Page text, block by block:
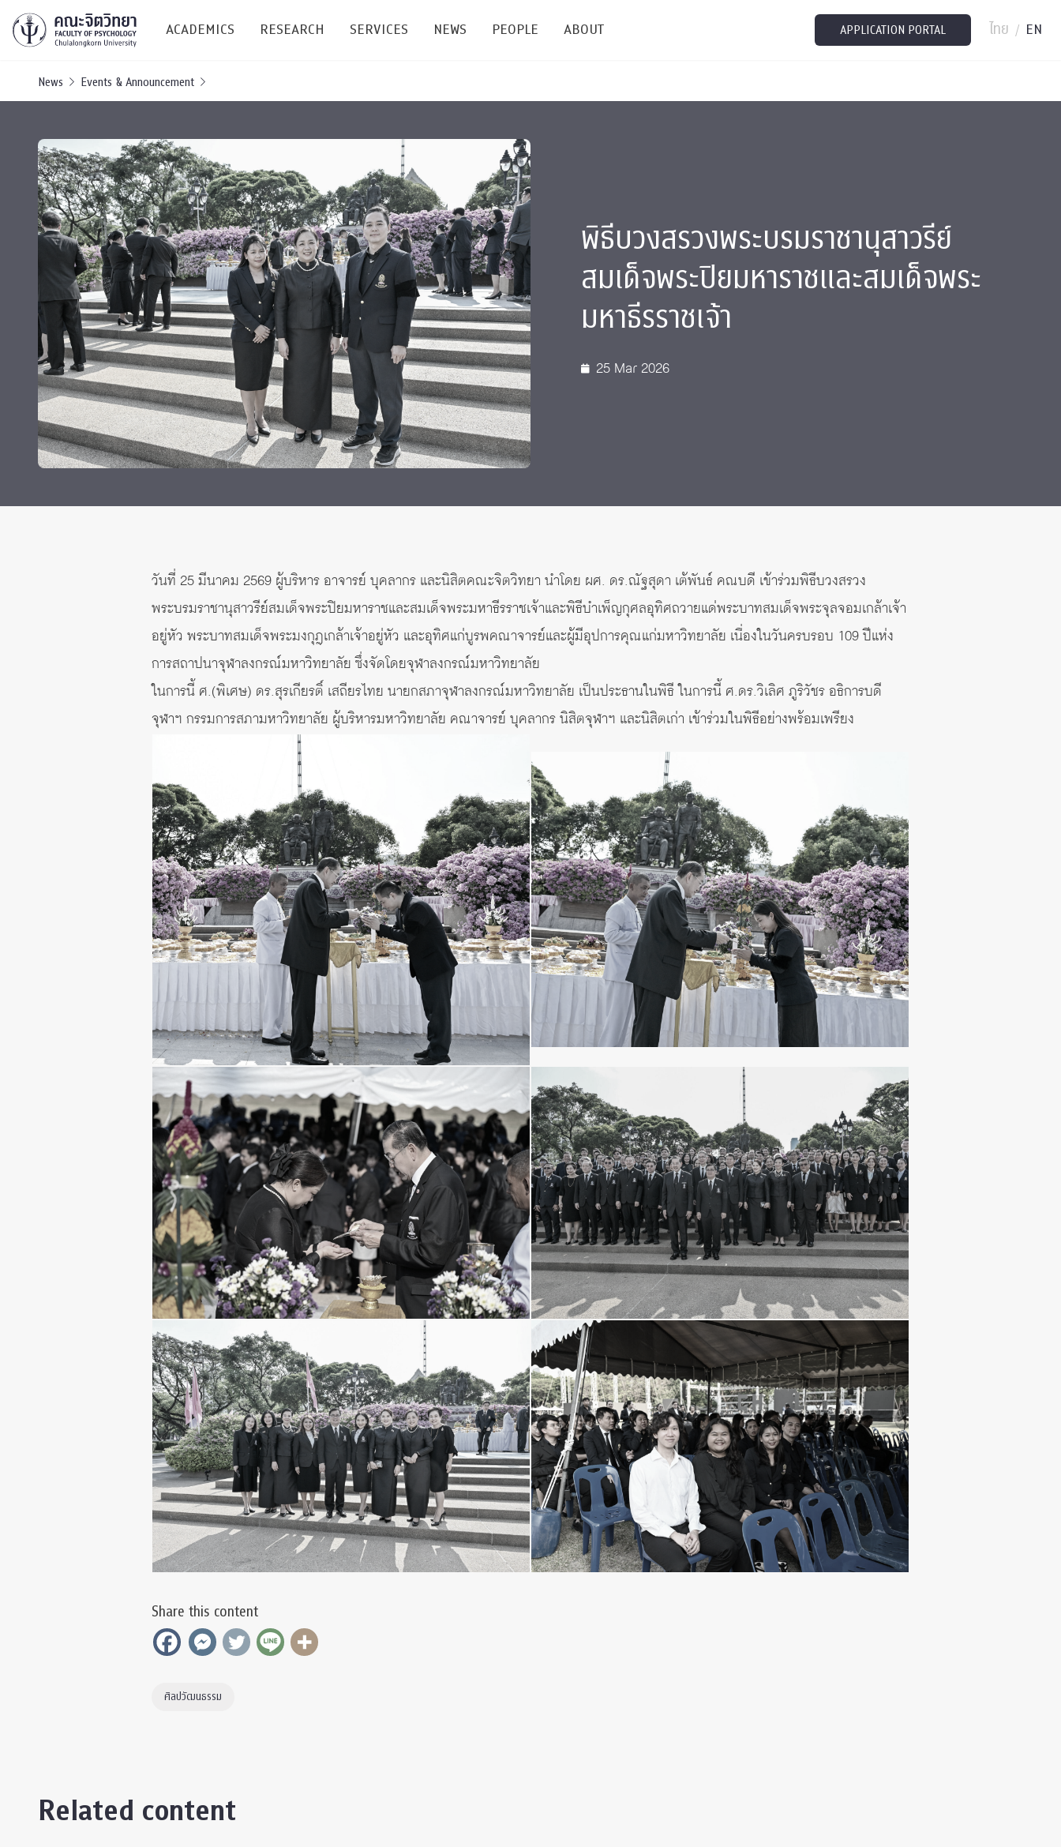
ACADEMICS
Undergraduate
Bachelor of Science
(B.Sc.)
Graduate
Master's and PhD
Current Students
RESEARCH
Resources & Facilities
Research Publications
Conference
International Conference & Symposium
TICP 2023
SSBW Activities
Grants and Awards
SERVICES
Academic Service
PSY Stats Clinic
Wellness Center
Psychological Center for Effective Organization
Life Di
CU Radio
NEWS
Events & Announcement
Lectures & Talks
Workshops
Jobs
PEOPLE
Staffs
Post-docs
Management
ABOUT
Giving
Annual Reports
Contact Us
Intranet
APPLICATION PORTAL ไทย / EN
News Events & Announcement
พิธีบวงสรวงพระบรมราชานุสาวรีย์
สมเด็จพระปิยมหาราชและสมเด็จพระ
มหาธีรราชเจ้า
25 Mar 2026
วันที่ 25 มีนาคม 2569 ผู้บริหาร อาจารย์ บุคลากร และนิสิตคณะจิตวิทยา นำโดย ผศ. ดร.ณัฐสุดา เต้พันธ์ คณบดี เข้าร่วมพิธีบวงสรวง
พระบรมราชานุสาวรีย์สมเด็จพระปิยมหาราชและสมเด็จพระมหาธีรราชเจ้าและพิธีบำเพ็ญกุศลอุทิศถวายแด่พระบาทสมเด็จพระจุลจอมเกล้าเจ้า
อยู่หัว พระบาทสมเด็จพระมงกุฎเกล้าเจ้าอยู่หัว และอุทิศแก่บูรพคณาจารย์และผู้มีอุปการคุณแก่มหาวิทยาลัย เนื่องในวันครบรอบ 109 ปีแห่ง
การสถาปนาจุฬาลงกรณ์มหาวิทยาลัย ซึ่งจัดโดยจุฬาลงกรณ์มหาวิทยาลัย
ในการนี้ ศ.(พิเศษ) ดร.สุรเกียรติ์ เสถียรไทย นายกสภาจุฬาลงกรณ์มหาวิทยาลัย เป็นประธานในพิธี ในการนี้ ศ.ดร.วิเลิศ ภูริวัชร อธิการบดี
จุฬาฯ กรรมการสภามหาวิทยาลัย ผู้บริหารมหาวิทยาลัย คณาจารย์ บุคลากร นิสิตจุฬาฯ และนิสิตเก่า เข้าร่วมในพิธีอย่างพร้อมเพรียง
Share this content
ศิลปวัฒนธรรม
Related content